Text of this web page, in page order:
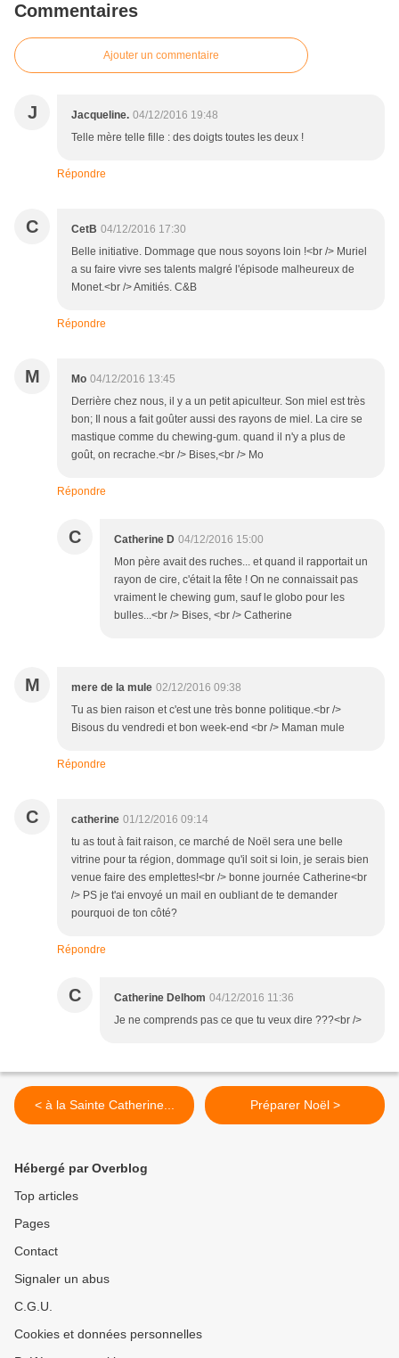
Commentaires
Ajouter un commentaire
J Jacqueline. 04/12/2016 19:48
Telle mère telle fille : des doigts toutes les deux !
Répondre
C CetB 04/12/2016 17:30
Belle initiative. Dommage que nous soyons loin !<br /> Muriel
a su faire vivre ses talents malgré l'épisode malheureux de
Monet.<br /> Amitiés. C&B
Répondre
M Mo 04/12/2016 13:45
Derrière chez nous, il y a un petit apiculteur. Son miel est très
bon; Il nous a fait goûter aussi des rayons de miel. La cire se
mastique comme du chewing-gum. quand il n'y a plus de
goût, on recrache.<br /> Bises,<br /> Mo
Répondre
C Catherine D 04/12/2016 15:00
Mon père avait des ruches... et quand il rapportait un
rayon de cire, c'était la fête ! On ne connaissait pas
vraiment le chewing gum, sauf le globo pour les
bulles...<br /> Bises, <br /> Catherine
M mere de la mule 02/12/2016 09:38
Tu as bien raison et c'est une très bonne politique.<br />
Bisous du vendredi et bon week-end <br /> Maman mule
Répondre
C catherine 01/12/2016 09:14
tu as tout à fait raison, ce marché de Noël sera une belle
vitrine pour ta région, dommage qu'il soit si loin, je serais bien
venue faire des emplettes!<br /> bonne journée Catherine<br
/> PS je t'ai envoyé un mail en oubliant de te demander
pourquoi de ton côté?
Répondre
C Catherine Delhom 04/12/2016 11:36
Je ne comprends pas ce que tu veux dire ???<br />
< à la Sainte Catherine... Préparer Noël >
Hébergé par Overblog
Top articles
Pages
Contact
Signaler un abus
C.G.U.
Cookies et données personnelles